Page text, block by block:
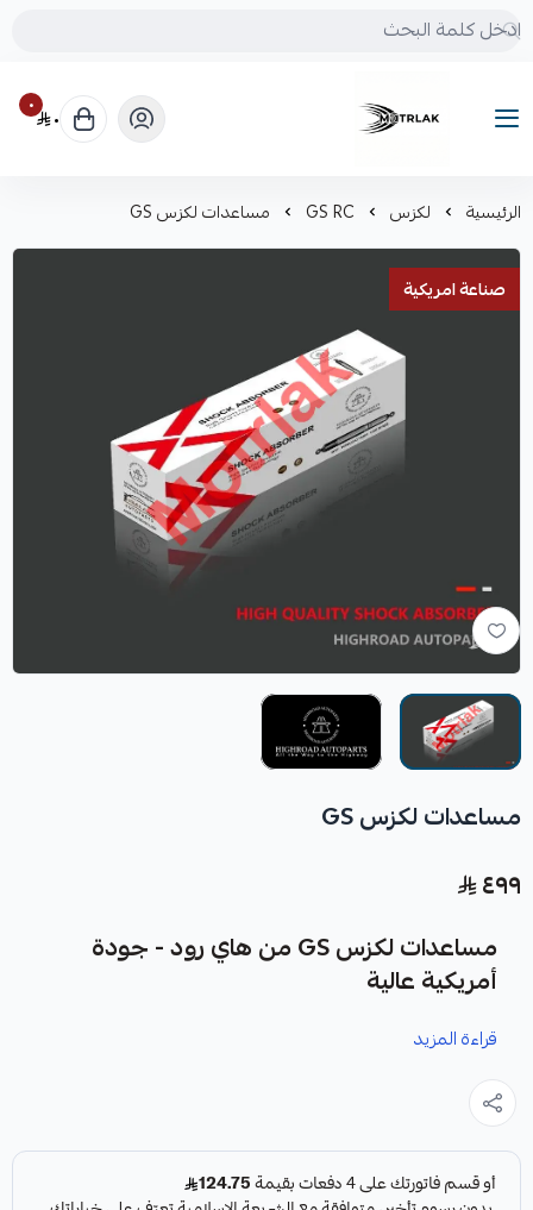
Motrlak
٠ ٠
الرئيسية لكزس GS RC مساعدات لكزس GS
صناعة امريكية
مساعدات لكزس GS
٤٩٩
مساعدات لكزس GS من هاي رود - جودة
أمريكية عالية
أمريكا.
قراءة المزيد